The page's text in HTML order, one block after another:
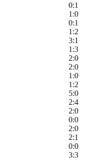
0:1
1:0
0:1
1:2
3:1
1:3
2:0
2:0
1:0
1:2
5:0
2:4
2:0
0:0
2:0
2:1
0:0
3:3